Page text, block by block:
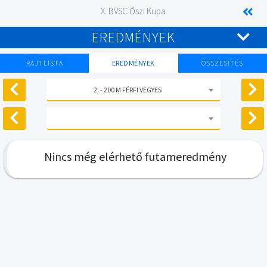
X. BVSC Őszi Kupa
EREDMÉNYEK
RAJTLISTA EREDMÉNYEK ÖSSZESÍTÉS
2. - 200 M FÉRFI VEGYES
Nincs még elérhető futameredmény